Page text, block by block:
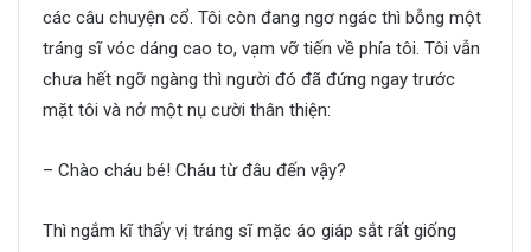
các câu chuyện cổ. Tôi còn đang ngơ ngác thì bỗng một
tráng sĩ vóc dáng cao to, vạm vỡ tiến về phía tôi. Tôi vẫn
chưa hết ngỡ ngàng thì người đó đã đứng ngay trước
mặt tôi và nở một nụ cười thân thiện:
– Chào cháu bé! Cháu từ đâu đến vậy?
Thì ngắm kĩ thấy vị tráng sĩ mặc áo giáp sắt rất giống